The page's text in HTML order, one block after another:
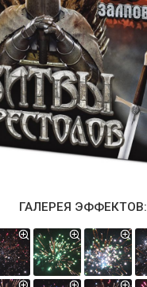
ГАЛЕРЕЯ ЭФФЕКТОВ: